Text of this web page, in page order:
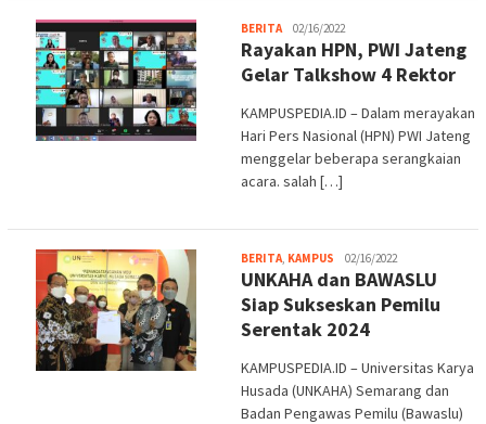
BERITAadmin
02/16/2022
Rayakan HPN, PWI Jateng
Gelar Talkshow 4 Rektor
KAMPUSPEDIA.ID – Dalam merayakan
Hari Pers Nasional (HPN) PWI Jateng
menggelar beberapa serangkaian
acara. salah […]
BERITA, KAMPUS admin
02/16/2022
UNKAHA dan BAWASLU
Siap Sukseskan Pemilu
Serentak 2024
KAMPUSPEDIA.ID – Universitas Karya
Husada (UNKAHA) Semarang dan
Badan Pengawas Pemilu (Bawaslu)